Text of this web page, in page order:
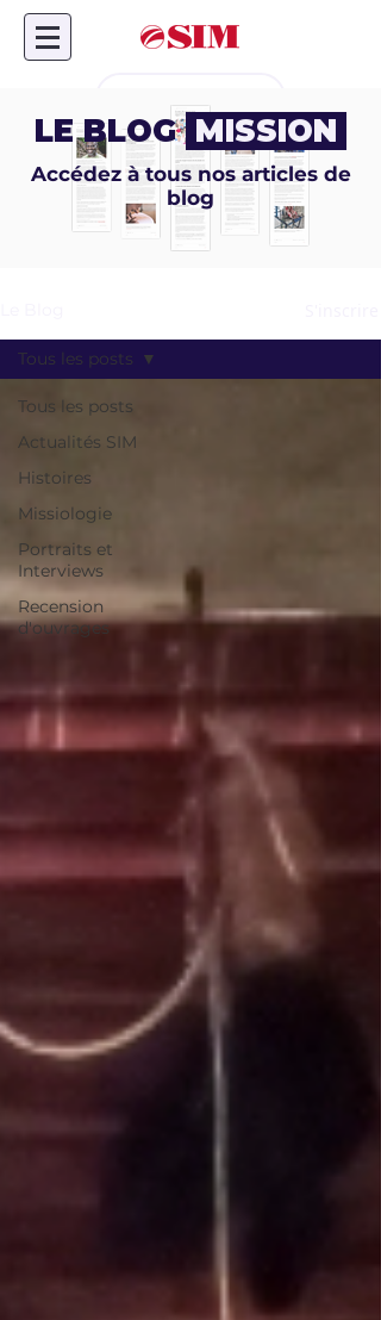
LE BLOG MISSION
Accédez à tous nos articles de
blog
Tous les posts
Actualités SIM
Histoires
Missiologie
Portraits et
Interviews
Recension
d'ouvrages
Tous les posts